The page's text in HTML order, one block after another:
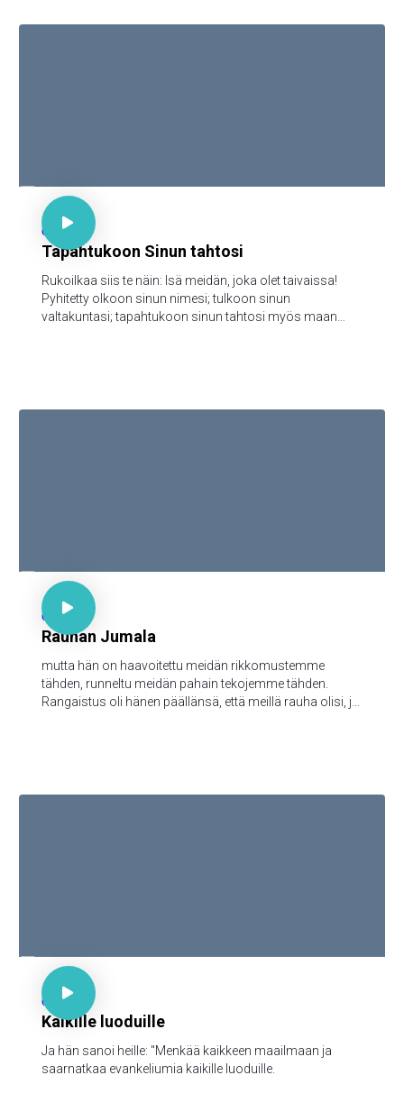
Matt 6:9-13

65
Tapahtukoon Sinun tahtosi
Rukoilkaa siis te näin: Isä meidän, joka olet taivaissa!
Pyhitetty olkoon sinun nimesi; tulkoon sinun
valtakuntasi; tapahtukoon sinun tahtosi myös maan
vaan päästä meidät pahasta, [sillä sinun on valtakunta ja
Jes 53:8

64
Rauhan Jumala
mutta hän on haavoitettu meidän rikkomustemme
tähden, runneltu meidän pahain tekojemme tähden.
Rangaistus oli hänen päällänsä, että meillä rauha olisi, ja
Mark 16:15

62
Kaikille luoduille
Ja hän sanoi heille: "Menkää kaikkeen maailmaan ja
saarnatkaa evankeliumia kaikille luoduille.